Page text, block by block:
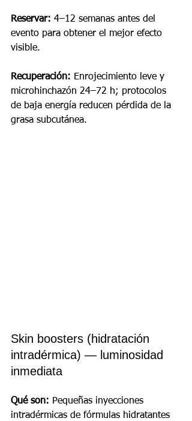
Reservar: 4–12 semanas antes del
evento para obtener el mejor efecto
visible.
Recuperación: Enrojecimiento leve y
microhinchazón 24–72 h; protocolos
de baja energía reducen pérdida de la
grasa subcutánea.
Skin boosters (hidratación
intradérmica) — luminosidad
inmediata
Qué son: Pequeñas inyecciones
intradérmicas de fórmulas hidratantes